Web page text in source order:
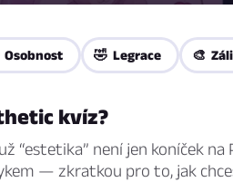
Osobnost 🤣 Legrace 🎨
kvíz?
“estetika” není jen koníček
— zkratkou pro to, jak